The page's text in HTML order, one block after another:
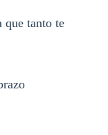
que tanto te